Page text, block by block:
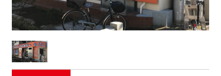
FCオーナー募集中